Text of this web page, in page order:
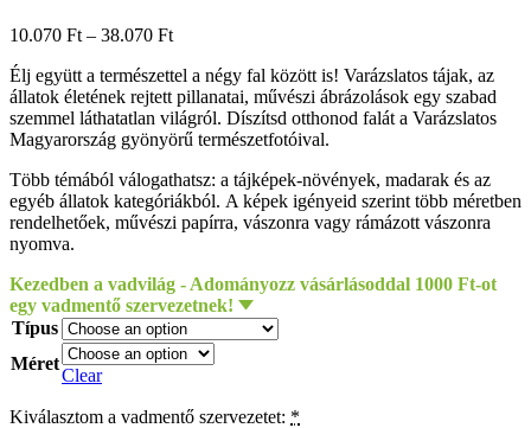
10.070 Ft – 38.070 Ft
Élj együtt a természettel a négy fal között is! Varázslatos tájak, az
állatok életének rejtett pillanatai, művészi ábrázolások egy szabad
szemmel láthatatlan világról. Díszítsd otthonod falát a Varázslatos
Magyarország gyönyörű természetfotóival.
Több témából válogathatsz: a tájképek-növények, madarak és az
egyéb állatok kategóriákból. A képek igényeid szerint több méretben
rendelhetőek, művészi papírra, vászonra vagy rámázott vászonra
nyomva.
Kezedben a vadvilág - Adományozz vásárlásoddal 1000 Ft-ot
egy vadmentő szervezetnek!
Típus
Méret
Clear
Kiválasztom a vadmentő szervezetet: *